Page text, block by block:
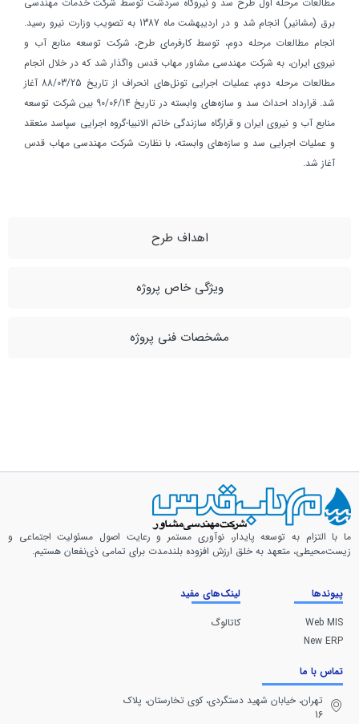
اهداف طرح
ویژگی خاص پروژه
مشخصات فنی پروژه
مطالعات مرحله اول طرح سد و نيروگاه سردشت توسط شركت خدمات مهندسي
برق (مشانير) انجام شد و در ارديبهشت ماه 1387 به تصويب وزارت نيرو رسید.
انجام مطالعات مرحله دوم، توسط كارفرماي طرح، شركت توسعه منابع آب و
نيروي ايران، به شرکت مهندسی مشاور مهاب قدس واگذار شد كه در خلال انجام
مطالعات مرحله دوم، عمليات اجرايي تونل‌هاي انحراف از تاريخ 88/03/25 آغاز
شد. قرارداد احداث سد و سازه‌هاي وابسته در تاريخ 90/06/14 بين شركت توسعه
منابع آب و نيروي ايران و قرارگاه سازندگي خاتم الانبيا-گروه اجرايي سپاسد منعقد
و عمليات اجرايي سد و سازه‌هاي وابسته، با نظارت شركت مهندسي مهاب قدس
آغاز شد.
ما با التزام به توسعه پایدار، نوآوری مستمر و رعایت اصول مسئولیت اجتماعی و
زیست‌محیطی، متعهد به خلق ارزش افزوده بلندمدت برای تمامی ذی‌نفعان هستیم.
پیوندها
Web MIS
New ERP
لینک‌های مفید
کاتالوگ
تماس با ما
تهران، خيابان شهيد دستگردی، كوی تخارستان، پلاک
16